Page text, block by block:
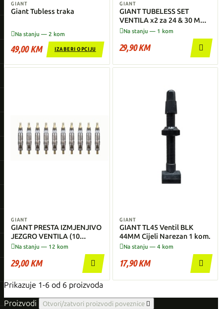
GIANT
Giant Tubless traka
Na stanju — 2 kom
49,00 KM IZABERI OPCIJU
GIANT
GIANT TUBELESS SET
VENTILA x2 za 24 & 30 MM
Felgu
Na stanju — 1 kom
29,90 KM 
GIANT
GIANT PRESTA IZMJENJIVO
JEZGRO VENTILA (10
Komada)
Na stanju — 12 kom
29,00 KM 
GIANT
GIANT TL45 Ventil BLK
44MM Cijeli Narezan 1 kom.
Na stanju — 4 kom
17,90 KM 
Prikazuje 1-6 od 6 proizvoda
Proizvodi
Otvori/zatvori proizvodi poveznice 